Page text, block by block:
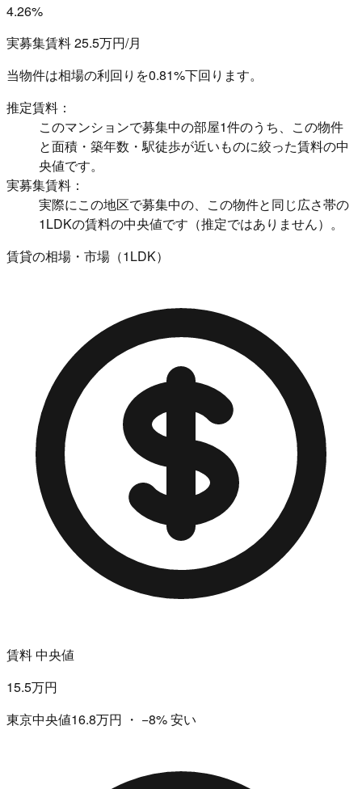
4.26%
実募集賃料 25.5万円/月
当物件は相場の利回りを0.81%下回ります。
推定賃料：
このマンションで募集中の部屋1件のうち、この物件
と面積・築年数・駅徒歩が近いものに絞った賃料の中
央値です。
実募集賃料：
実際にこの地区で募集中の、この物件と同じ広さ帯の
1LDKの賃料の中央値です（推定ではありません）。
賃貸の相場・市場（1LDK）
賃料 中央値
15.5万円
東京中央値16.8万円 ・ −8%安い